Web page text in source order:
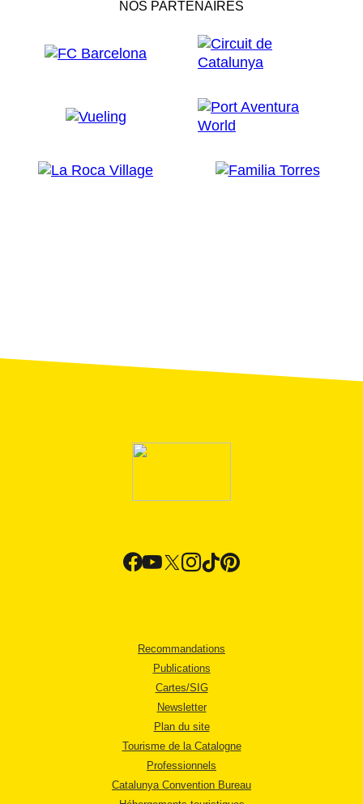
NOS PARTENAIRES
Recommandations
Publications
Cartes/SIG
Newsletter
Plan du site
Tourisme de la Catalogne
Professionnels
Catalunya Convention Bureau